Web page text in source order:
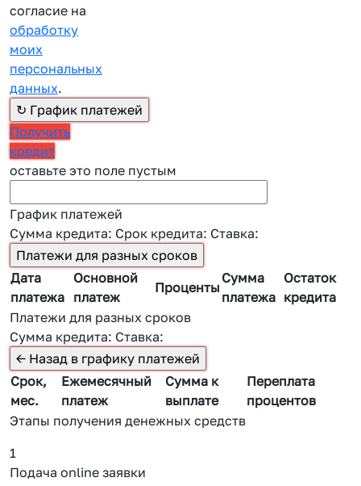
согласие на
обработку
моих
персональных
данных.
Получить
кредит
оставьте это поле пустым
График платежей
Сумма кредита: Срок кредита: Ставка:
Дата
платежа
Основной
платеж
Проценты
Сумма
платежа
Остаток
кредита
Платежи для разных сроков
Сумма кредита: Ставка:
Срок,
мес.
Ежемесячный
платеж
Сумма к
выплате
Переплата
процентов
Этапы получения денежных средств
1
Подача online заявки